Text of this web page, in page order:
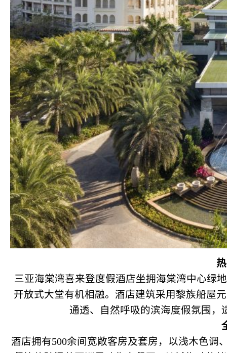
三亚海棠湾喜来登度假酒店坐拥海棠湾中心绿
开放式大堂有机相融。酒店建筑采用黎族船屋
通透、自然呼吸的滨海度假氛围，
酒店拥有500余间宽敞客房及套房，以浅木色调